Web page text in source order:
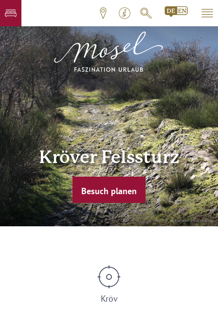
© Touristinformation Kröv
Kröver Felssturz
Besuch planen
Kröv